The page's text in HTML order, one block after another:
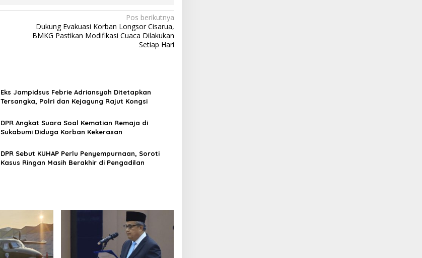
Pos berikutnya
Dukung Evakuasi Korban Longsor Cisarua,
BMKG Pastikan Modifikasi Cuaca Dilakukan
Setiap Hari
Eks Jampidsus Febrie Adriansyah Ditetapkan
Tersangka, Polri dan Kejagung Rajut Kongsi
DPR Angkat Suara Soal Kematian Remaja di
Sukabumi Diduga Korban Kekerasan
DPR Sebut KUHAP Perlu Penyempurnaan, Soroti
Kasus Ringan Masih Berakhir di Pengadilan